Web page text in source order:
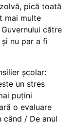
pică toată
mai multe
către
nu par a fi
școlar:
un stres
puțini
o evaluare
când / De anul